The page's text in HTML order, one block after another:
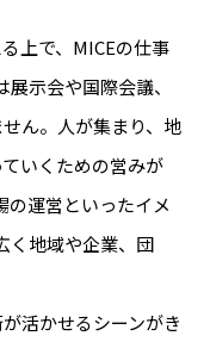
上で、MICEの仕事
示会や国際会議、
ん。人が集まり、地
いくための営みが
の運営といったイメ
く地域や企業、団
活かせるシーンがき